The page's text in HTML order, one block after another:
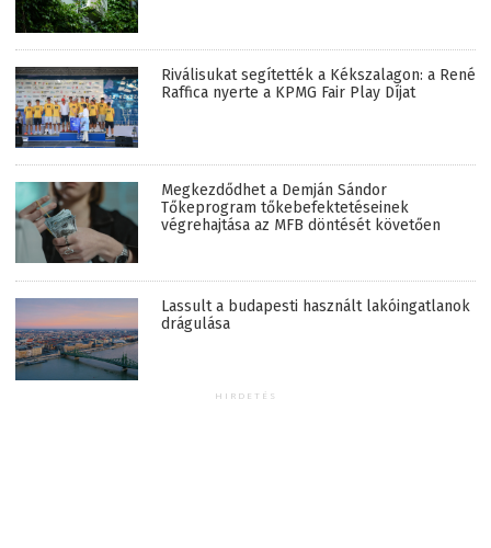
Riválisukat segítették a Kékszalagon: a René
Raffica nyerte a KPMG Fair Play Díjat
Megkezdődhet a Demján Sándor
Tőkeprogram tőkebefektetéseinek
végrehajtása az MFB döntését követően
Lassult a budapesti használt lakóingatlanok
drágulása
HIRDETÉS